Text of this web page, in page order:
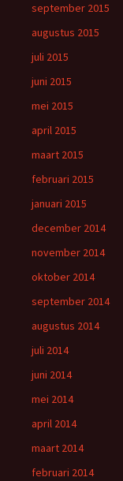
september 2015
augustus 2015
juli 2015
juni 2015
mei 2015
april 2015
maart 2015
februari 2015
januari 2015
december 2014
november 2014
oktober 2014
september 2014
augustus 2014
juli 2014
juni 2014
mei 2014
april 2014
maart 2014
februari 2014